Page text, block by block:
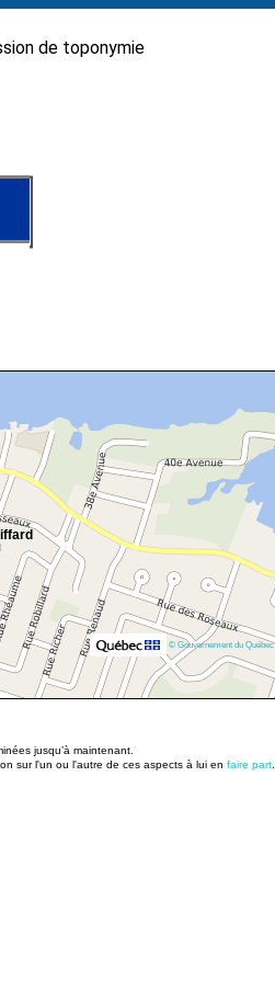
de toponymie
© Gouvernement du Québec
jusqu’à maintenant.
sur l'un ou l'autre de ces aspects à lui en faire part